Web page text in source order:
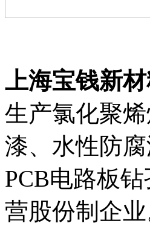
上海宝钱新
生产氯化聚
漆、水性防
PCB电路板
营股份制企业